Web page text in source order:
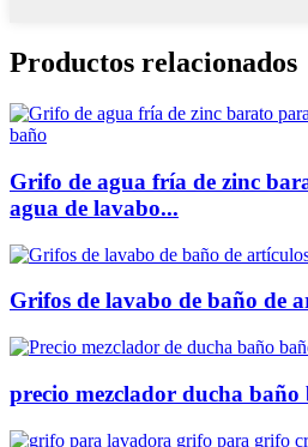
Productos relacionados
Grifo de agua fría de zinc
agua de lavabo...
Grifos de lavabo de baño de
precio mezclador ducha